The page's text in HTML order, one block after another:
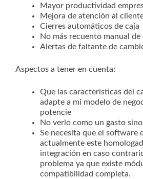
Mayor productividad
Mejora de atención al
Cierres automáticos de caja
No más recuento manual
Alertas de faltante de
Aspectos a tener en cuenta:
Que las características del
adapte a mi modelo de
potencie
No verlo como un gasto
Se necesita que el software
actualmente este
integración en caso
problema ya que existe
compatibilidad completa.